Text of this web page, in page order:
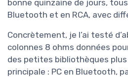
bonne quinzaine de jours,
Bluetooth et en RCA, avec
Concrètement, je l’ai testé
colonnes 8 ohms données
des petites bibliothèques
principale : PC en Bluetooth,